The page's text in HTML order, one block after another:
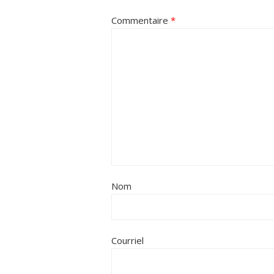
Commentaire *
Nom
Courriel